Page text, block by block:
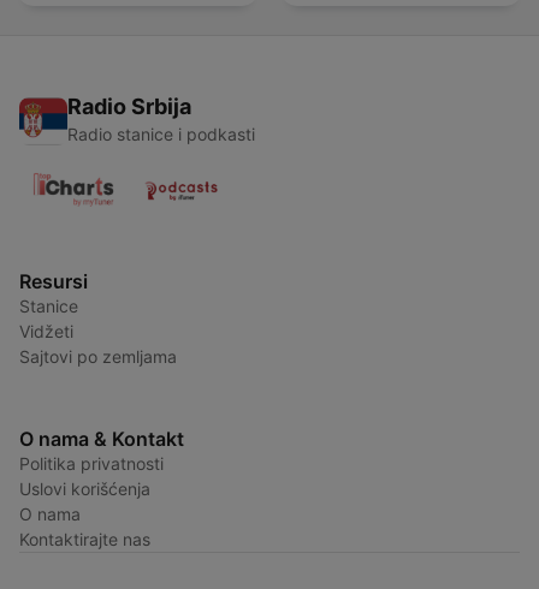
Radio Srbija
Radio stanice i podkasti
Resursi
Stanice
Vidžeti
Sajtovi po zemljama
O nama & Kontakt
Politika privatnosti
Uslovi korišćenja
O nama
Kontaktirajte nas